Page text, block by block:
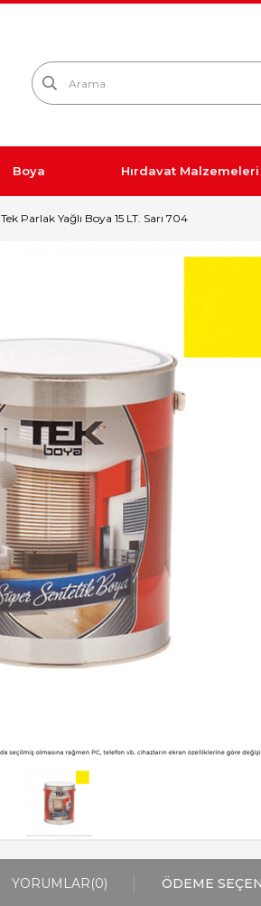
Boya Hırdavat Malzemeleri
Tek Parlak Yağlı Boya 15 LT. Sarı 704
YORUMLAR(0) ÖDEME